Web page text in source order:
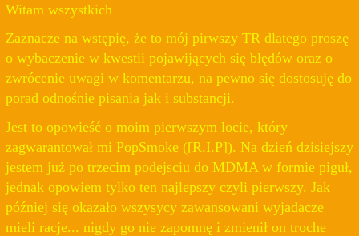
Witam wszystkich
Zaznacze na wstępię, że to mój pirwszy TR dlatego proszę
o wybaczenie w kwestii pojawijących się błędów oraz o
zwrócenie uwagi w komentarzu, na pewno się dostosuję do
porad odnośnie pisania jak i substancji.
Jest to opowieść o moim pierwszym locie, który
zagwarantował mi PopSmoke ([R.I.P]). Na dzień dzisiejszy
jestem już po trzecim podejsciu do MDMA w formie piguł,
jednak opowiem tylko ten najlepszy czyli pierwszy. Jak
później się okazało wszysycy zawansowani wyjadacze
mieli racje... nigdy go nie zapomnę i zmienił on troche